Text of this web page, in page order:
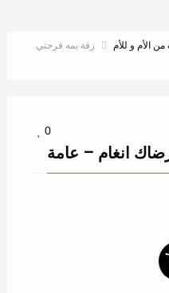
الأم و للأم
زفة يمه فرحتي
0
انغام – عامة